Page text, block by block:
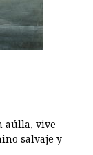
aúlla, vive
salvaje y